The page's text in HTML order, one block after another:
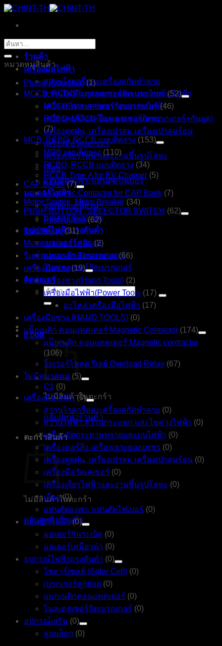
ข้าม
เนื้อหาหน้าหลัก
ร้านค้า
เครื่องมือไฟฟ้า
สว่านโรตารี่และเครื่องสกัดทำลาย
สว่านไฟฟ้า สว่านกระแทก และไขควงไฟฟ้า
เครื่องขัดกระดาษทรายและกบไฟฟ้า
เครื่องคอร์ลิ่ง เครื่องเจาะดอกเพชร
เครื่องดูดฝุ่น, เครื่องเป่าลม เครื่องเป่าลมร้อน
เครื่องมือวัดเลเซอร์
เครื่องเจียรไฟฟ้าและงานขึ้นรูปโลหะ
เลื่อย
แท่นตัดองศา, แท่นตัดไฟเบอร์
มอเตอร์ไฟฟ้า
มอเตอร์เหนี่ยวนำ
มอเตอร์กันระเบิด
อุปกรณ์ไฟฟ้าแรงดันต่ำ
เบรกเกอร์ลูกย่อย
แมกเนติกคอนแทคเตอร์
โมลเคสเซอร์กิตเบรกเกอร์
ติดต่อเรา
ค้นหา:
0.00฿
ไม่มีสินค้าในตะกร้า
กลับสู่หน้าร้านค้า
ตะกร้าสินค้า
ไม่มีสินค้าในตะกร้า
กลับสู่หน้าร้านค้า
ค้นหา:
หมวดหมู่สินค้า
Phase Protection (1)
MCCB, RCBO โมลเคสเซอร์กิตเบรกเกอร์ (52)
MCCB โมลเคสเซอร์กิตเบรกเกอร์ (46)
RCBO+MCCB โมลเคสเซอร์กิตเบรกเกอร์+กันดูด)
(7)
MCB, RCBO, RCCB แบบติดราง (153)
MCB แบบติดราง (110)
RCBO, RCCB แบบติดราง (34)
RCCB Type A for EV Charger (5)
CAP BANK (7)
Magnetic Contactor for CAP Bank (7)
Motor Starter , Motor Breaker (34)
PUSH BUTTON , SELECTOR SWITCH (62)
Push button (62)
รีเลย์ Relay (31)
Motor มอเตอร์ไฟฟ้า (2)
รีเลย์หน่วงเวลา Timer relay (66)
เครื่องมือช่าง (19)
เครื่องช่าง(Hand Tools) (2)
เครื่องมือไฟฟ้า(Power Tools (17)
อะไหล่ เครื่องมือไฟฟ้า (17)
เครื่องมือช่าง (HAND TOOLS) (0)
แม็กเนติก คอนแทคเตอร์ Magnetic Contactor (174)
แม็กเนติก คอนแทคเตอร์ Magnetic contractor
(106)
โอเวอร์โหลด รีเลย์ Overload Relay (67)
ไม่มีหมวดหมู่ (5)
C1 (0)
เครื่องมือไฟฟ้า (0)
สว่านโรตารี่และเครื่องสกัดทำลาย (0)
สว่านไฟฟ้า สว่านกระแทก และไขควงไฟฟ้า (0)
เครื่องขัดกระดาษทรายและกบไฟฟ้า (0)
เครื่องคอร์ลิ่ง เครื่องเจาะดอกเพชร (0)
เครื่องดูดฝุ่น, เครื่องเป่าลม เครื่องเป่าลมร้อน (0)
เครื่องมือวัดเลเซอร์ (0)
เครื่องเจียรไฟฟ้าและงานขึ้นรูปโลหะ (0)
เลื่อย (0)
แท่นตัดองศา, แท่นตัดไฟเบอร์ (0)
มอเตอร์ไฟฟ้า (0)
มอเตอร์กันระเบิด (0)
มอเตอร์เหนี่ยวนำ (0)
อุปกรณ์ไฟฟ้าแรงดันต่ำ (0)
โซลาร์เซลส์ (Solar Cell) (0)
เบรกเกอร์ลูกย่อย (0)
แมกเนติกคอนแทคเตอร์ (0)
โมลเคสเซอร์กิตเบรกเกอร์ (0)
อุปกรณ์เสริม (0)
ลูกบล็อก (0)